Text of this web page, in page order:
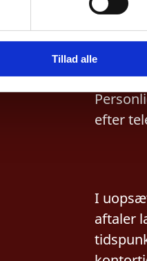
Tillad alle
fre):
efter
I
aftaler